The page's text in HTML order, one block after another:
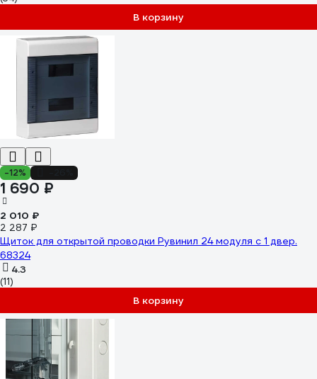
В корзину
-12%
1 690 ₽
2 010 ₽
2 287 ₽
Щиток для открытой проводки Рувинил 24 модуля с 1 двер.
68324
4.3
(11)
В корзину